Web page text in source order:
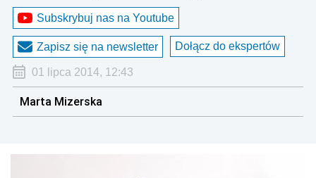
Subskrybuj nas na Youtube
Zapisz się na newsletter Dołącz do ekspertów
01 lipca 2014, 12:43
Marta Mizerska